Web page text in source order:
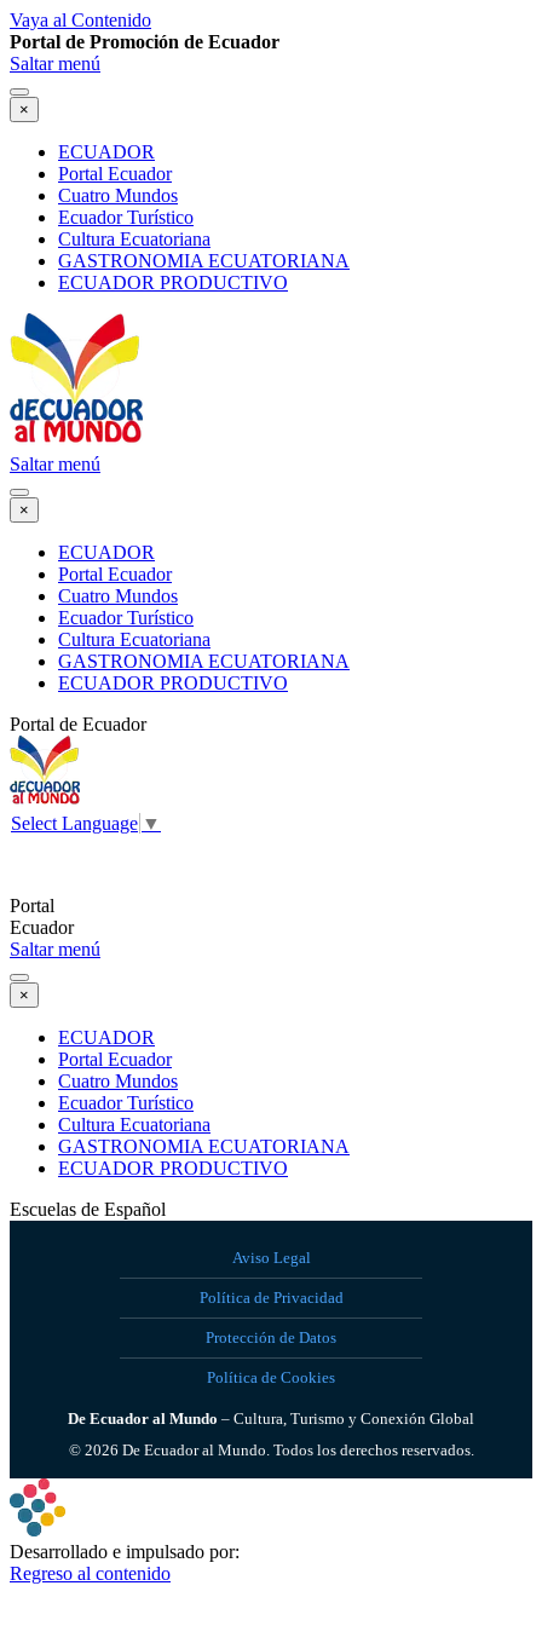
Vaya al Contenido
Portal de Promoción de Ecuador
Saltar menú
×
ECUADOR
Portal Ecuador
Cuatro Mundos
Ecuador Turístico
Cultura Ecuatoriana
GASTRONOMIA ECUATORIANA
ECUADOR PRODUCTIVO
Saltar menú
×
ECUADOR
Portal Ecuador
Cuatro Mundos
Ecuador Turístico
Cultura Ecuatoriana
GASTRONOMIA ECUATORIANA
ECUADOR PRODUCTIVO
Portal de Ecuador
Select Language ▼
Portal
Ecuador
Saltar menú
×
ECUADOR
Portal Ecuador
Cuatro Mundos
Ecuador Turístico
Cultura Ecuatoriana
GASTRONOMIA ECUATORIANA
ECUADOR PRODUCTIVO
Escuelas de Español
Aviso Legal
Política de Privacidad
Protección de Datos
Política de Cookies
De Ecuador al Mundo – Cultura, Turismo y Conexión Global
© 2026 De Ecuador al Mundo. Todos los derechos reservados.
Desarrollado e impulsado por:
Regreso al contenido